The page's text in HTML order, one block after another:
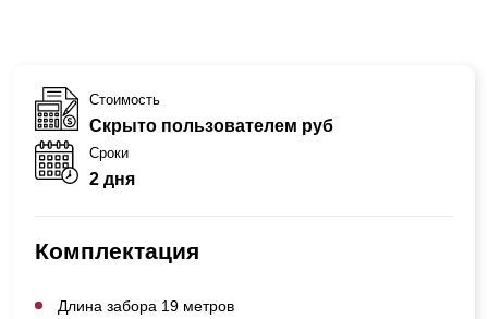
Стоимость
Скрыто пользователем руб
Сроки
2 дня
Комплектация
Длина забора 19 метров